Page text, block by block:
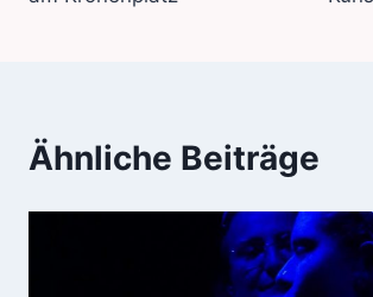
Ähnliche Beiträge